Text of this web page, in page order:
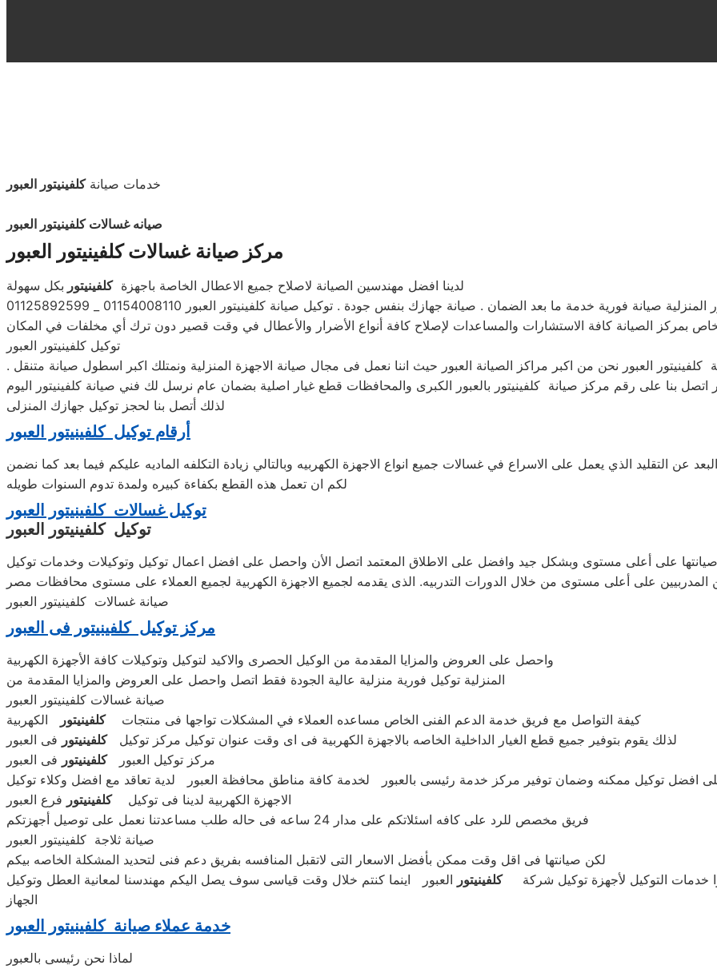
خدمات صيانةكلفينيتور العبور
صيانه غسالات كلفينيتور العبور
مركز صيانة غسالات كلفينيتور العبور
لدينا افضل مهندسين الصيانة لاصلاح جميع الاعطال الخاصة باجهزةكلفينيتور بكل سهولة
صيانة فورية خدمة ما بعد الضمان . صيانة جهازك بنفس جودة . توكيل صيانة كلفينيتور العبور 01154008110 _ 01125892599
توكيل كلفينيتور العبور
كلفينيتور العبور نحن من اكبر مراكز الصيانة العبور حيث اننا نعمل فى مجال صيانة الاجهزة المنزلية ونمتلك اكبر اسطول صيانة متنقل
لذلك أتصل بنا لحجز توكيل جهازك المنزلى
أرقام توكيل كلفينيتور العبور
عن التقليد الذي يعمل على الاسراع في غسالات جميع انواع الاجهزة الكهربيه وبالتالي زيادة التكلفه الماديه عليكم فيما بعد كما نضمن
لكم ان تعمل هذه القطع بكفاءة كبيره ولمدة تدوم السنوات طويله
توكيل غسالات كلفينيتور العبور
توكيل كلفينيتور العبور
صيانتها على أعلى مستوى وبشكل جيد وافضل على الاطلاق المعتمد اتصل الأن واحصل على افضل اعمال توكيل وتوكيلات وخدمات توكيل
صيانة غسالات كلفينيتور العبور
مركز توكيل كلفينيتور فى العبور
واحصل على العروض والمزايا المقدمة من الوكيل الحصرى والاكيد لتوكيل وتوكيلات كافة الأجهزة الكهربية
المنزلية توكيل فورية منزلية عالية الجودة فقط اتصل واحصل على العروض والمزايا المقدمة من
صيانة غسالات كلفينيتور العبور
كيفة التواصل مع فريق خدمة الدعم الفنى الخاص مساعده العملاء في المشكلات تواجها فى منتجاتكلفينيتور
الكهربية
لذلك يقوم بتوفير جميع قطع الغيار الداخلية الخاصه بالاجهزة الكهربية فى اى وقت عنوان توكيل مركز توكيلكلفينيتور فى العبور
مركز توكيل العبوركلفينيتور فى العبور
افضل توكيل ممكنه وضمان توفير مركز خدمة رئيسى بالعبور لخدمة كافة مناطق محافظة العبور لدية تعاقد مع افضل وكلاء توكيل
الاجهزة الكهربية لدينا فى توكيلكلفينيتور فرع العبور
فريق مخصص للرد على كافه اسئلاتكم على مدار 24 ساعه فى حاله طلب مساعدتنا نعمل على توصيل أجهزتكم
صيانة ثلاجة كلفينيتور العبور
لكن صيانتها فى اقل وقت ممكن بأفضل الاسعار التى لاتقبل المنافسه بفريق دعم فنى لتحديد المشكلة الخاصه بيكم
خدمات التوكيل لأجهزة توكيل شركةكلفينيتور العبور اينما كنتم خلال وقت قياسى سوف يصل اليكم مهندسنا لمعانية العطل وتوكيل
الجهاز
خدمة عملاء صيانة كلفينيتور العبور
لماذا نحن رئيسى بالعبور